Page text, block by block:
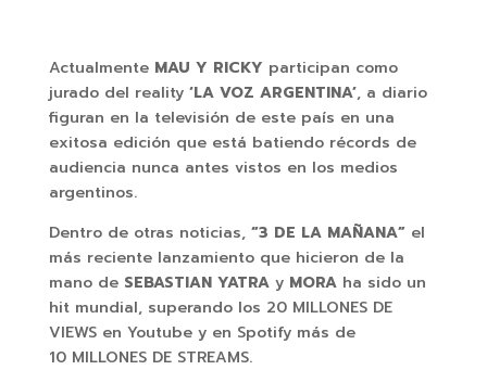
Actualmente MAU Y RICKY participan como
jurado del reality ‘LA VOZ ARGENTINA’, a diario
figuran en la televisión de este país en una
exitosa edición que está batiendo récords de
audiencia nunca antes vistos en los medios
argentinos.
Dentro de otras noticias, “3 DE LA MAÑANA” el
más reciente lanzamiento que hicieron de la
mano de SEBASTIAN YATRAy MORAha sido un
hit mundial, superando los 20 MILLONES DE
VIEWS en Youtube y en Spotify más de
10 MILLONES DE STREAMS.